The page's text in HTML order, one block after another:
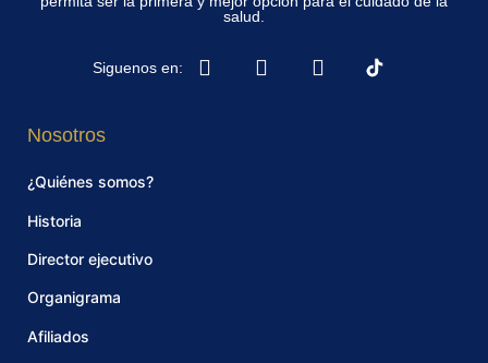
salud.
Siguenos en:
Nosotros
¿Quiénes somos?
Historia
Director ejecutivo
Organigrama
Afiliados